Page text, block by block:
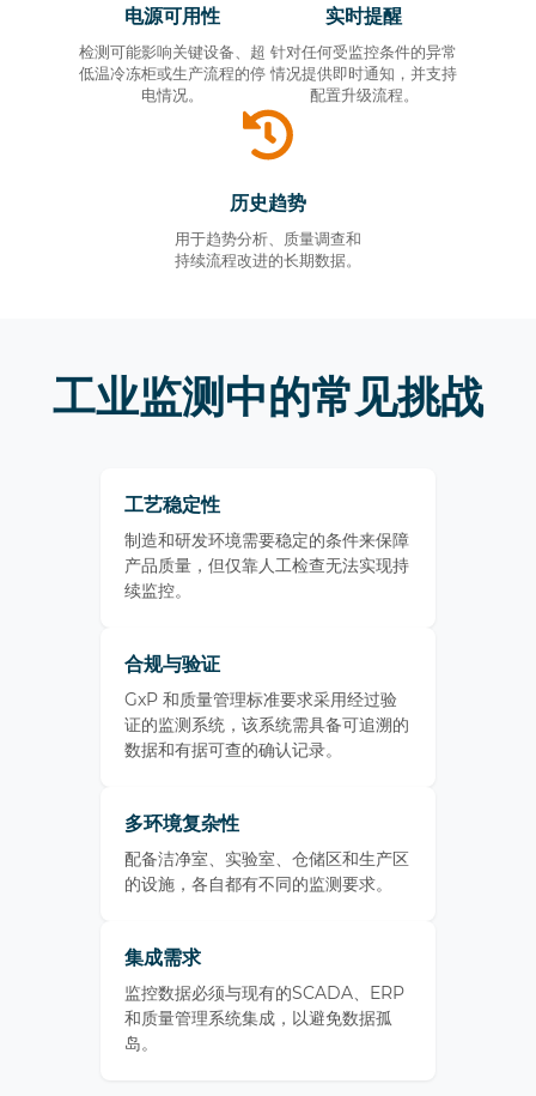
电源可用性
检测可能影响关键设备、超
低温冷冻柜或生产流程的停
电情况。
实时提醒
针对任何受监控条件的异常
情况提供即时通知，并支持
配置升级流程。
历史趋势
用于趋势分析、质量调查和
持续流程改进的长期数据。
工业监测中的常见挑战
工艺稳定性
制造和研发环境需要稳定的条件来保障
产品质量，但仅靠人工检查无法实现持
续监控。
合规与验证
GxP 和质量管理标准要求采用经过验
证的监测系统，该系统需具备可追溯的
数据和有据可查的确认记录。
多环境复杂性
配备洁净室、实验室、仓储区和生产区
的设施，各自都有不同的监测要求。
集成需求
监控数据必须与现有的SCADA、ERP
和质量管理系统集成，以避免数据孤
岛。